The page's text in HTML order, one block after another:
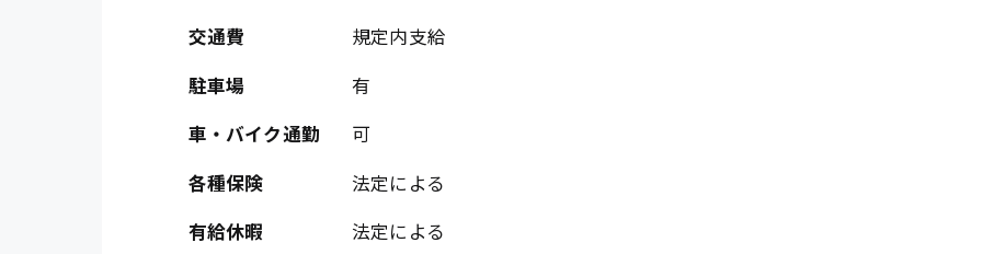
軽作業
介護・医療系
医師
オフィスワーク系
貿易事務
山県郡
大竹市
福岡県
熊本県
時給1200円～
時給1400円〜
交通費 規定内支給
駐車場 有
車・バイク通勤 可
各種保険 法定による
有給休暇 法定による